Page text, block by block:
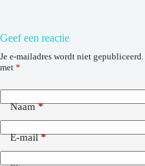
Geef een reactie
Je e-mailadres wordt niet gepubliceerd.
met *
Naam*
E-mail*